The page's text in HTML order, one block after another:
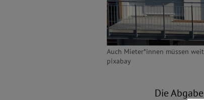
Auch Mieter*innen müssen
pixabay
Die